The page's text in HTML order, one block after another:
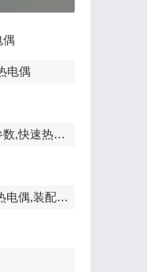
偶
电偶
电偶厂家价格
S型铂铑热电偶